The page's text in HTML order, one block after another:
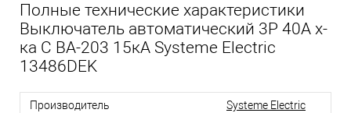
Полные технические характеристики
Выключатель автоматический 3P 40A х-
ка C ВА-203 15кА Systeme Electric
13486DEK
Производитель Systeme Electric